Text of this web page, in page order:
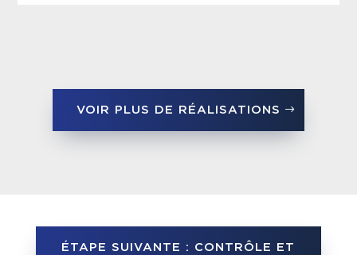
VOIR PLUS DE RÉALISATIONS
ÉTAPE SUIVANTE : CONTRÔLE ET